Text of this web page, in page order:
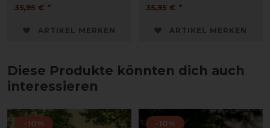
35,95 € *
ARTIKEL MERKEN
35,95 € *
ARTIKEL MERKEN
Diese Produkte könnten dich auch
interessieren
-10% -10%